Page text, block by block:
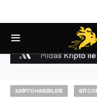
KRIPTO HABERLERI